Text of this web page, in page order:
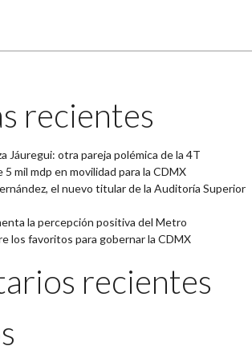
recientes
Jáuregui: otra pareja polémica de la 4T
mil mdp en movilidad para la CDMX
el nuevo titular de la Auditoría Superior
la percepción positiva del Metro
los favoritos para gobernar la CDMX
recientes